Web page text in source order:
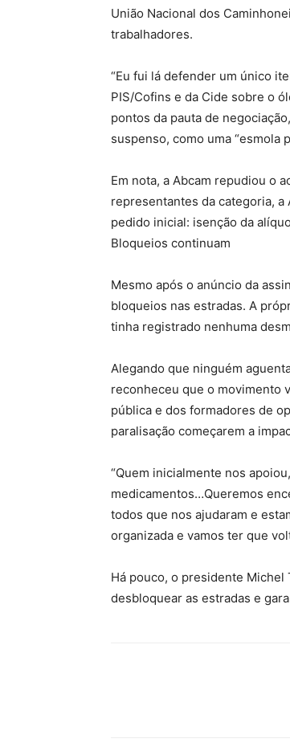
União Nacional dos
trabalhadores.
“Eu fui lá defender um único
PIS/Cofins e da Cide sobre o
pontos da pauta de
suspenso, como uma “esmola
Em nota, a Abcam repudiou o
representantes da categoria,
pedido inicial: isenção da
Bloqueios continuam
Mesmo após o anúncio da
bloqueios nas estradas. A
tinha registrado nenhuma
Alegando que ninguém
reconheceu que o movimento
pública e dos formadores de
paralisação começarem a
“Quem inicialmente nos
medicamentos…Queremos
todos que nos ajudaram e
organizada e vamos ter que
Há pouco, o presidente Michel
desbloquear as estradas e